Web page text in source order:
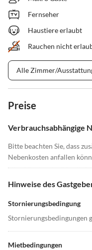
Fernseher
Haustiere erlaubt
Rauchen nicht
Alle Zimmer/
Preise
Verbrauchsabhängige
Bitte beachten Sie, dass
Nebenkosten anfallen
Hinweise des
Stornierungsbedingung
Stornierungsbedingungen
Mietbedingungen